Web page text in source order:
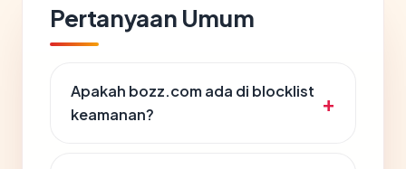
Pertanyaan Umum
Apakah bozz.com ada di blocklist
keamanan?